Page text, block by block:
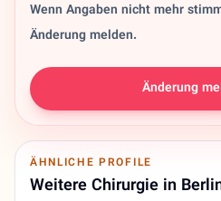
Wenn Angaben nicht mehr
Änderung melden.
Änderung
ÄHNLICHE PROFILE
Weitere Chirurgie in